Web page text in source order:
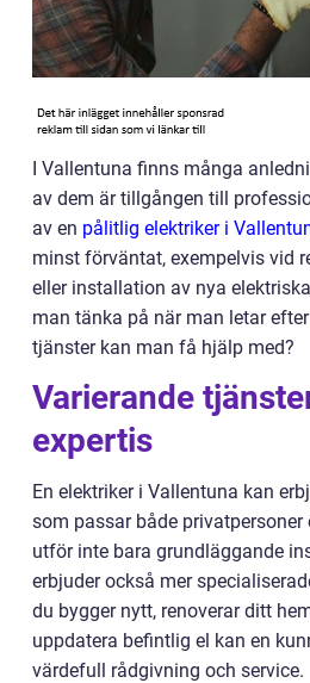
I Vallentuna finns många
av dem är tillgången till
av en pålitlig elektriker i
minst förväntat, exempelvis vid
eller installation av nya
man tänka på när man letar
tjänster kan man få hjälp med?
Varierande
expertis
En elektriker i Vallentuna kan
som passar både privatpersoner
utför inte bara grundläggande
erbjuder också mer
du bygger nytt, renoverar ditt
uppdatera befintlig el kan en
värdefull rådgivning och service.